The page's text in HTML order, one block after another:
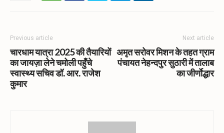
Previous article
चारधाम यात्रा 2025 की तैयारियों
का जायज़ा लेने चमोली पहुँचे
स्वास्थ्य सचिव डॉ. आर. राजेश
कुमार
Next article
अमृत सरोवर मिशन के तहत ग्राम
पंचायत नेहन्दपुर सुठारी में तालाब
का जीर्णाेद्धार